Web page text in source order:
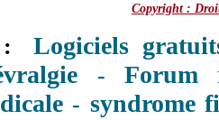
Copyright :
Logiciels
- Forum
- syndrome